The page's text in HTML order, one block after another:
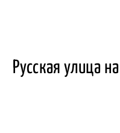
Русская улица